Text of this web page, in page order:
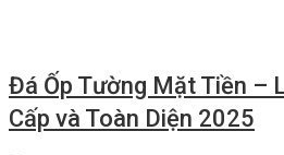
Đá Ốp Tường Mặt Tiền –
Cấp và Toàn Diện 2025